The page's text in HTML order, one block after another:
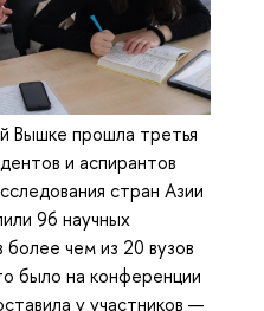
Вышке прошла третья
и аспирантов
стран Азии
96 научных
чем из 20 вузов
было на конференции
у участников —